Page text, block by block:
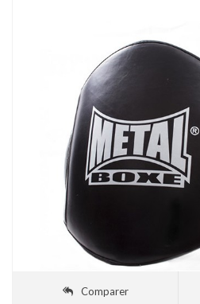
Comparer